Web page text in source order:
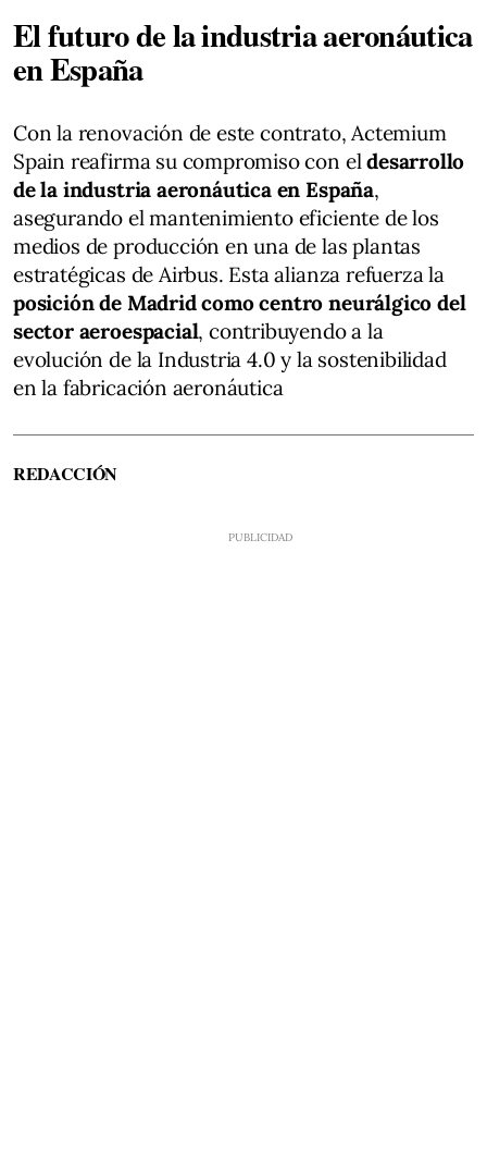
El futuro de la industria aeronáutica
en España
Con la renovación de este contrato, Actemium
Spain reafirma su compromiso con eldesarrollo
de la industria aeronáutica en España,
asegurando el mantenimiento eficiente de los
medios de producción en una de las plantas
estratégicas de Airbus. Esta alianza refuerza la
posición de Madrid como centro neurálgico del
sector aeroespacial, contribuyendo a la
evolución de la Industria 4.0 y la sostenibilidad
en la fabricación aeronáutica
REDACCIÓN